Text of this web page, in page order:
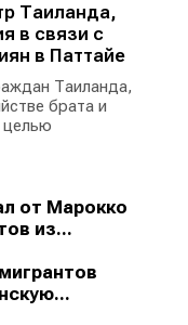
Таиланда,
в связи с
в Паттайе
Таиланда,
брата и
целью
от Марокко
из...